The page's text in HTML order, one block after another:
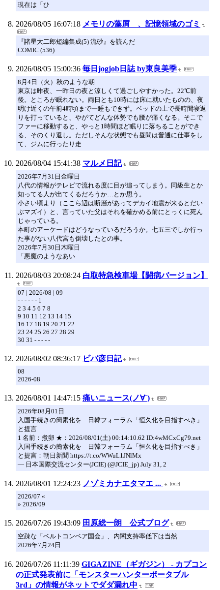
現在は「ひ
2026/08/05 16:07:18 メモリの藻屑 、記憶領域のゴミ
『諸星大二郎短編集成(5) 流砂』を読んだ
COMIC (536)
2026/08/05 15:00:36 毎日jogjob日誌 by東良美季
8月4日（火）秋のような朝
東京は昨夜、一昨日の夜と涼しくて過ごしやすかった。22℃前
後。ところが眠れない。両日とも10時には床に就いたものの、夜
明け近くの午前4時頃まで一睡もできず。ベッドの上で長時間寝返
りを打っていると、やがてどんな体勢でも腰が痛くなる。そこで
ファーに移動すると、やっと1時間ほど眠りに落ちることができ
る、そのくり返し。ただしそんな状態でも昼間は普通に仕事をし
て、ジムに行ったり走
2026/08/04 15:41:38 マルメ日記
2026年7月31日金曜日
八代の情報がテレビで流れる度に目が追ってしまう。同級生とか
知ってる人が出てくるだろうか…とか思う。
小さい頃より（ここら辺は断層があってデカイ地震が来るとだい
ぶマズイ）と、言っていた父はそれを確かめる前にとっくに死ん
じゃっている。
本町のアーケードはどうなっているだろうか。七五三でしか行っ
た事がない八代宮も倒壊したとの事。
2026年7月30日木曜日
「悪魔のようなあい
2026/08/03 20:08:24 白取特急検車場【闘病バージョン】
07 | 2026/08 | 09
- - - - - - 1
2 3 4 5 6 7 8
9 10 11 12 13 14 15
16 17 18 19 20 21 22
23 24 25 26 27 28 29
30 31 - - - - -
2026/08/02 08:36:17 ビバ彦日記
08
2026-08
2026/08/01 14:47:15 痛いニュース(ノ∀`)
2026年08月01日
入国手続きの簡素化を 日韓フォーラム「恒久化を目指すべき」
と提言
1 名前：煮卵 ★：2026/08/01(土) 00:14:10.62 ID:4wMCxCg79.net
入国手続きの簡素化を 日韓フォーラム「恒久化を目指すべき」
と提言：朝日新聞 https://t.co/WWuL1JNlMx
— 日本国際交流センター(JCIE) (@JCIE_jp) July 31, 2
2026/08/01 12:24:23 ノゾミカナエタマエ ...
2026/07 «
» 2026/09
2026/07/26 19:43:09 田原総一朗 公式ブログ
空疎な「ベルトコンベア国会」、内閣支持率低下は当然
2026年7月24日
2026/07/26 11:11:39 GIGAZINE（ギガジン） - カプコン
の正式発表前に「モンスターハンターポータブル
3rd」の情報がネットでダダ漏れ中